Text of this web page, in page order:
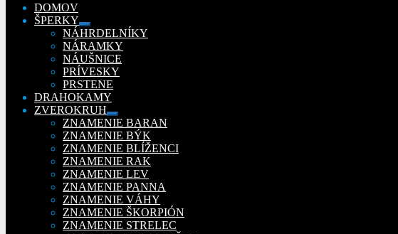
DOMOV
ŠPERKY
Rozbaliť
podradené
menu
NÁHRDELNÍKY
NÁRAMKY
NÁUŠNICE
PRÍVESKY
PRSTENE
DRAHOKAMY
ZVEROKRUH
Rozbaliť
podradené
menu
ZNAMENIE BARAN
ZNAMENIE BÝK
ZNAMENIE BLÍŽENCI
ZNAMENIE RAK
ZNAMENIE LEV
ZNAMENIE PANNA
ZNAMENIE VÁHY
ZNAMENIE ŠKORPIÓN
ZNAMENIE STRELEC